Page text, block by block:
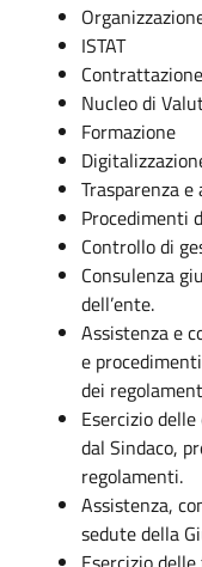
ISTAT
Contrattazione
Nucleo di
Formazione
Trasparenza
Procedimenti
Controllo di
Consulenza
dell’ente.
Assistenza e
e
dei
Esercizio
dal Sindaco,
regolamenti.
Assistenza,
sedute della